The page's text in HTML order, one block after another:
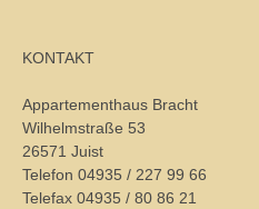
KONTAKT
Appartementhaus Bracht
Wilhelmstraße 53
26571 Juist
Telefon 04935 / 227 99 66
Telefax 04935 / 80 86 21